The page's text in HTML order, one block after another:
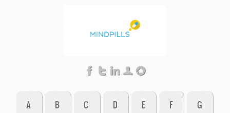
A B C D E F G